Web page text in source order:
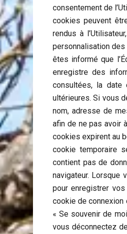
consentement de
cookies peuvent
rendus à
personnalisation
êtes informé que
enregistre des
consultées, la
ultérieures. Si vous
nom, adresse de
afin de ne pas avoir
cookies expirent au
cookie temporaire
contient pas de
navigateur. Lorsque
pour enregistrer vos
cookie de connexion
« Se souvenir de
vous déconnectez